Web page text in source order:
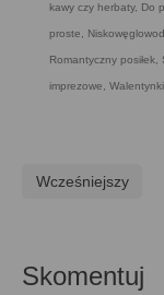
kawy czy herbaty, Do
proste
Romantyczny posiłek
imprezowe Walentynki
Wcześniejszy
Skomentuj